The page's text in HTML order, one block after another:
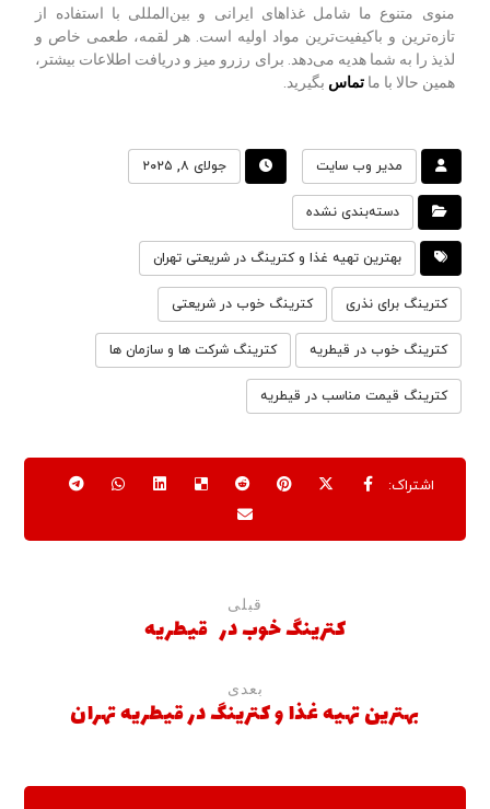
منوی متنوع ما شامل غذاهای ایرانی و بین‌المللی با استفاده از
تازه‌ترین و باکیفیت‌ترین مواد اولیه است. هر لقمه، طعمی خاص و
لذیذ را به شما هدیه می‌دهد. برای رزرو میز و دریافت اطلاعات بیشتر،
همین حالا با ماتماس بگیرید.
مدیر وب سایت جولای ۸, ۲۰۲۵
دسته‌بندی نشده
بهترین تهیه غذا و کترینگ در شریعتی تهران
کترینگ برای نذری کترینگ خوب در شریعتی
کترینگ خوب در قیطریه کترینگ شرکت ها و سازمان ها
کترینگ قیمت مناسب در قیطریه
قبلی
کترینگ خوب در قیطریه
بعدی
بهترین تهیه غذا و کترینگ در قیطریه تهران